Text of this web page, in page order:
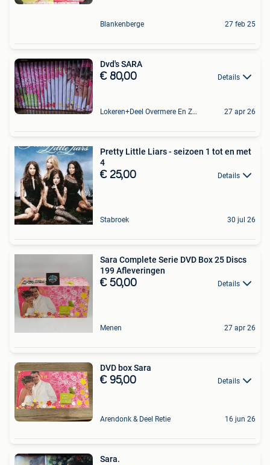
Blankenberge 27 feb 25
Dvd's SARA
€ 80,00 Details
Lokeren+Deel Overmere En Zele 27 apr 26
Pretty Little Liars - seizoen 1 tot en met
4
€ 25,00 Details
Stabroek 30 jul 26
Sara Complete Serie DVD Box 25 Discs
199 Afleveringen
€ 50,00 Details
Menen 27 apr 26
DVD box Sara
€ 95,00 Details
Arendonk & Deel Retie 16 jun 26
Sara.